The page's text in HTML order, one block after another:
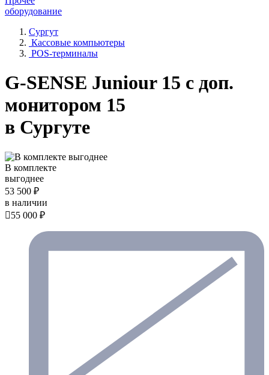
оборудование
Сургут
Кассовые компьютеры
POS-терминалы
G-SENSE Juniour 15 с доп.
монитором 15
в Сургуте
В комплекте
выгоднее
53 500 ₽
в наличии
55 000 ₽